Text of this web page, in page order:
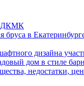
ДКМК
в
дизайна
дом в стиле
недостатки,